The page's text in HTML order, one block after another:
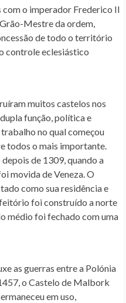
o imperador Frederico II
Mestre da ordem,
de todo o território
controle eclesiástico
muitos castelos nos
função, política e
no qual começou
todos o mais importante.
de 1309, quando a
movida de Veneza. O
como sua residência e
foi construído a norte
médio foi fechado com uma
as guerras entre a Polónia
o Castelo de Malbork
em uso,